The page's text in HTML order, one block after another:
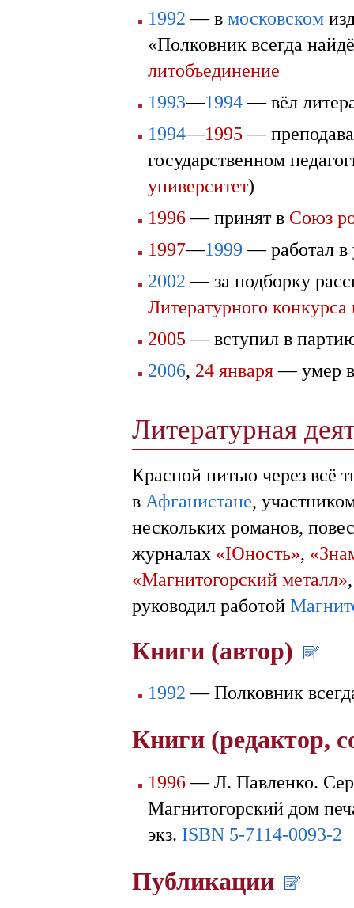
1992 — в московском
«Полковник всегда
литобъединение
1993—1994— вёл
1994—1995 —
государственном
университет)
1996— принят в Союз
1997—1999 — работал в
2002 — за подборку
Литературного
2005 — вступил в
2006, 24 января— умер
Литературная
Красной нитью через всё
в Афганистане,
нескольких романов,
журналах «Юность»,
«Магнитогорский металл»
руководил работой
Книги (автор)
1992 — Полковник
Книги (редактор,
1996— Л. Павленко.
Магнитогорский дом
экз. ISBN 5-7114-0093-2
Публикации